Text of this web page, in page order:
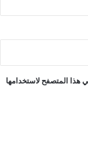
هذا المتصفح لاستخدامها